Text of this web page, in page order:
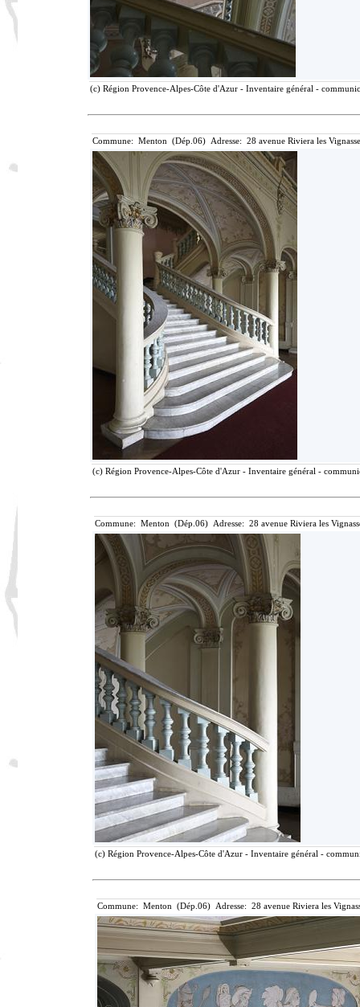
(c) Région Provence-Alpes-Côte d'Azur - Inventaire général -
Commune: Menton (Dép.06) Adresse: 28 avenue Riviera les
(c) Région Provence-Alpes-Côte d'Azur - Inventaire général -
Commune: Menton (Dép.06) Adresse: 28 avenue Riviera les
(c) Région Provence-Alpes-Côte d'Azur - Inventaire général -
Commune: Menton (Dép.06) Adresse: 28 avenue Riviera les